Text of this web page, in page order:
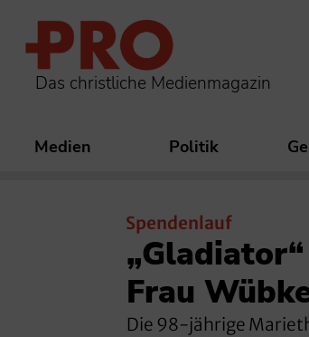
Das christliche Medienmagazin
Medien Politik
Spendenlauf
Frau
Die 98-jährige